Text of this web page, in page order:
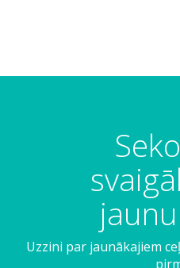
Uzzini par jaunākajiem